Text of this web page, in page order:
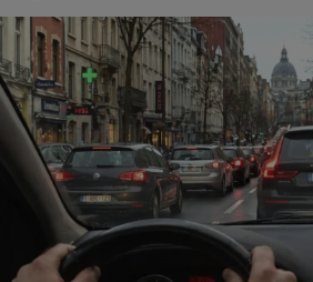
FOTO GALERİ
VIDEO GALERİ
ALGEMENE VOORWAARDEN
CONTACT
Çerez Politikası